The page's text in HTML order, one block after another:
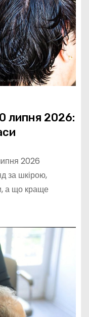
липня 2026:
2026
за шкірою,
а що краще